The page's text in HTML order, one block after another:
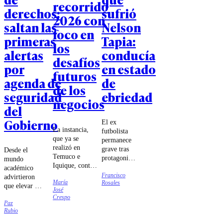
derechos:
saltan las
primeras
alertas
por
agenda de
seguridad
del
Gobierno
Desde el
mundo
académico
advirtieron
que elevar a
constitucional
la seguridad
Paz
Rubio
recorrido
2026 con
foco en
los
desafíos
futuros
de los
negocios
La instancia,
que ya se
realizó en
Temuco e
Iquique, contó
Ignacio Briones
y Katherina
Canales,
María
José
Crespo
sufrió
Nelson
Tapia:
conducía
en estado
de
ebriedad
El ex
futbolista
permanece
grave tras
protagonizar
accidente de
tránsito en
Francisco
Rosales